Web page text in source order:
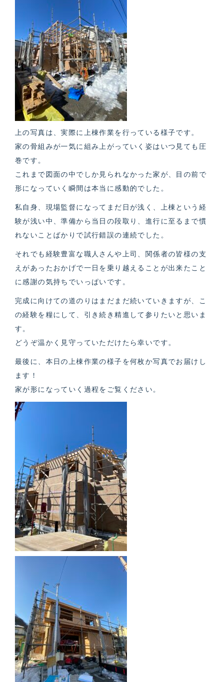
上の写真は、実際に上棟作業を行っている様子です。
家の骨組みが一気に組み上がっていく姿はいつ見ても圧
巻です。
これまで図面の中でしか見られなかった家が、目の前で
形になっていく瞬間は本当に感動的でした。
私自身、現場監督になってまだ日が浅く、上棟という経
験が浅い中、準備から当日の段取り、進行に至るまで慣
れないことばかりで試行錯誤の連続でした。
それでも経験豊富な職人さんや上司、関係者の皆様の支
えがあったおかげで一日を乗り越えることが出来たこと
に感謝の気持ちでいっぱいです。
完成に向けての道のりはまだまだ続いていきますが、こ
の経験を糧にして、引き続き精進して参りたいと思いま
す。
どうぞ温かく見守っていただけたら幸いです。
最後に、本日の上棟作業の様子を何枚か写真でお届けし
ます！
家が形になっていく過程をご覧ください。